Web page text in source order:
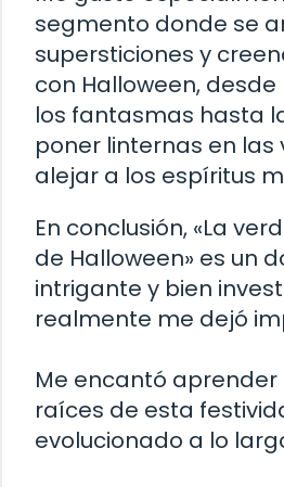
segmento donde se
supersticiones y
con Halloween,
los fantasmas hasta
poner linternas en
alejar a los espíritus
En conclusión, «La
de Halloween» es un
intrigante y bien
realmente me dejó
Me encantó aprender
raíces de esta
evolucionado a lo